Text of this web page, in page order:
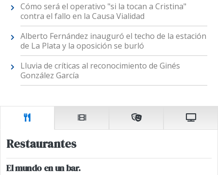
Cómo será el operativo "si la tocan a Cristina"
contra el fallo en la Causa Vialidad
Alberto Fernández inauguró el techo de la estación
de La Plata y la oposición se burló
Lluvia de críticas al reconocimiento de Ginés
González García
Restaurantes
El mundo en un bar.